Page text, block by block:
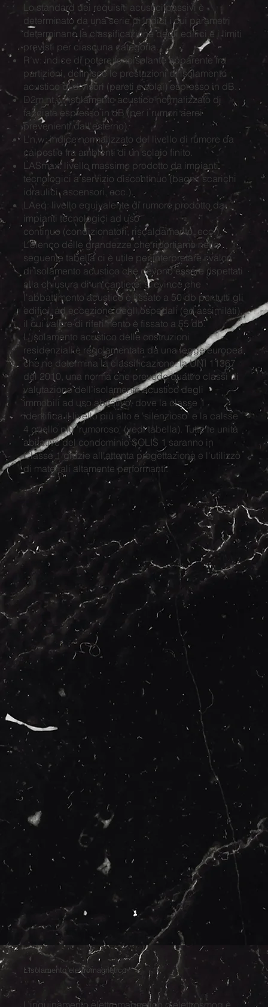
Lo standard dei requisiti acustici passivi è
determinato da una serie di indici i cui parametri
determinano la classificazione degli edifici e i limiti
previsti per ciascuna categoria.
R’w: indice di potere fonoisolante apparente fra
partizioni, definisce le prestazioni di isolamento
acustico di divisori (pareti e solai) espresso in dB.
D2m,nt,w: isolamento acustico normalizzato di
facciata espresso in dB (per i rumori aerei
prevenienti dall'esterno).
L’n,w: indice normalizzato del livello di rumore da
calpestio fra ambienti di un solaio finito.
LASmax: livello massimo prodotto da impianti
tecnologici a servizio discontinuo (bagni, scarichi
idraulici, ascensori, ecc.).
LAeq: livello equivalente di rumore prodotto da
impianti tecnologici ad uso
continuo (condizionatori, riscaldamento, ecc.).
L’elenco delle grandezze che riportiamo nella
seguente tabella ci è utile per interpretare i valori
di isolamento acustico che devono essere rispettati
alla chiusura di un cantiere: si evince che
l'abbattimento acustico è fissato a 50 db per tutti gli
edifici, ad eccezione degli ospedali (ed assimilati),
il cui valore di riferimento è fissato a 55 db.
L'isolamento acustico delle costruzioni
residenziali è regolamentata da una legge europea
che ne determina la classificazione: la UNI 11367
del 2010, una norma che prevede quattro classi di
valutazione dell’isolamento acustico degli
immobili ad uso abitativo, dove la classe 1
identifica il livello più alto e 'silenzioso' e la calsse
4 quello più 'rumoroso' (vedi tabella). Tutte le unità
abitative del condominio SOLIS 1 saranno in
Classe 1 grazie all'attenta progettazione e l'utilizzo
di materiali altamente performanti.
L'isolamento elettromagnetico